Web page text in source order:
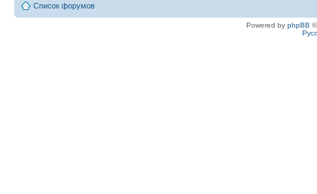
Список форумов
Powered by phpBB